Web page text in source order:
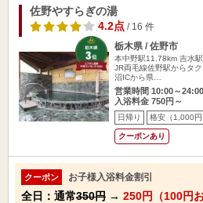
佐野やすらぎの湯
4.2点/ 16 件
栃木県 / 佐野市
本中野駅11.78km 吉水
JR両毛線佐野駅からタ
沼ICから県…
営業時間 10:00～24:00
入浴料金 750円～
日帰り 格安（1,000円
クーポンあり
クーポン お子様入浴料金割引
全日：通常350円 → 250円（100円お